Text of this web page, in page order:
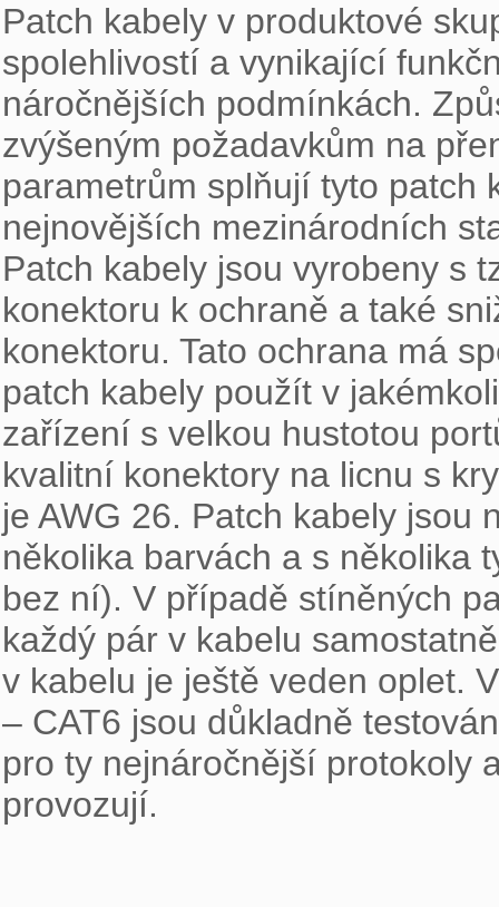
Patch kabely v produktové
spolehlivostí a vynikající
náročnějších podmínkách.
zvýšeným požadavkům na
parametrům splňují tyto patch
nejnovějších mezinárodních
Patch kabely jsou vyrobeny s
konektoru k ochraně a také
konektoru. Tato ochrana má
patch kabely použít v
zařízení s velkou hustotou
kvalitní konektory na licnu s
je AWG 26. Patch kabely jsou
několika barvách a s několika
bez ní). V případě stíněných
každý pár v kabelu
v kabelu je ještě veden oplet.
– CAT6 jsou důkladně
pro ty nejnáročnější protokoly
provozují.